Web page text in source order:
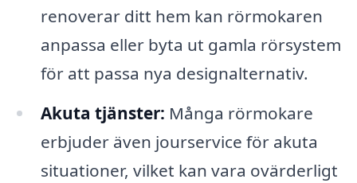
renoverar ditt hem kan rörmokaren
anpassa eller byta ut gamla rörsystem
för att passa nya designalternativ.
Akuta tjänster: Många rörmokare
erbjuder även jourservice för akuta
situationer, vilket kan vara ovärderligt